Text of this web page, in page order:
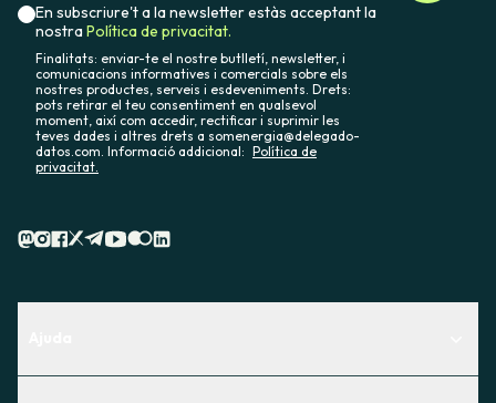
En subscriure't a la newsletter estàs acceptant la
nostraPolítica de privacitat.
Finalitats: enviar-te el nostre butlletí, newsletter, i
comunicacions informatives i comercials sobre els
nostres productes, serveis i esdeveniments. Drets:
pots retirar el teu consentiment en qualsevol
moment, així com accedir, rectificar i suprimir les
teves dades i altres drets a somenergia@delegado-
datos.com. Informació addicional: Política de
privacitat.